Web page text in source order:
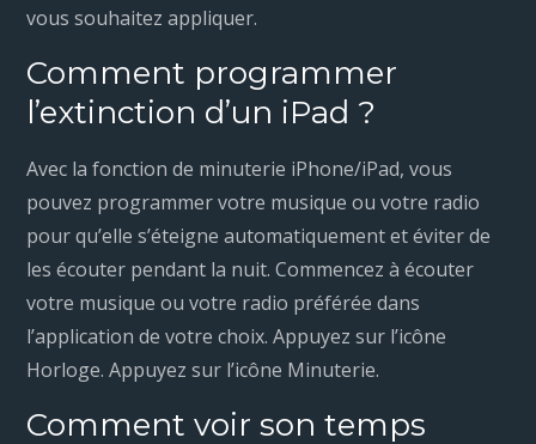
vous souhaitez appliquer.
Comment programmer
l’extinction d’un iPad ?
Avec la fonction de minuterie iPhone/iPad, vous
pouvez programmer votre musique ou votre radio
pour qu’elle s’éteigne automatiquement et éviter de
les écouter pendant la nuit. Commencez à écouter
votre musique ou votre radio préférée dans
l’application de votre choix. Appuyez sur l’icône
Horloge. Appuyez sur l’icône Minuterie.
Comment voir son temps